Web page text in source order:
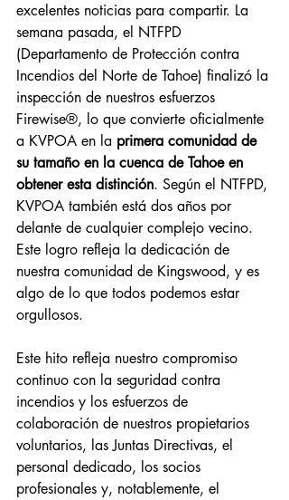
excelentes noticias para compartir. La
semana pasada, el NTFPD
(Departamento de Protección contra
Incendios del Norte de Tahoe) finalizó la
inspección de nuestros esfuerzos
Firewise®, lo que convierte oficialmente
a KVPOA en la primera comunidad de
su tamaño en la cuenca de Tahoe en
obtener esta distinción. Según el NTFPD,
KVPOA también está dos años por
delante de cualquier complejo vecino.
Este logro refleja la dedicación de
nuestra comunidad de Kingswood, y es
algo de lo que todos podemos estar
orgullosos.
Este hito refleja nuestro compromiso
continuo con la seguridad contra
incendios y los esfuerzos de
colaboración de nuestros propietarios
voluntarios, las Juntas Directivas, el
personal dedicado, los socios
profesionales y, notablemente, el